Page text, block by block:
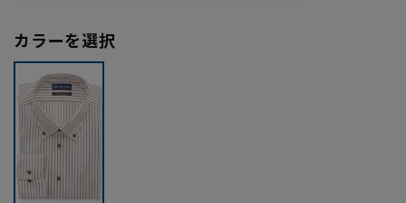
カラーを選択